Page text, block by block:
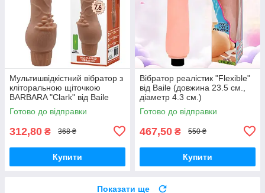
Мультишвідкістний вібратор з
кліторальною щіточкою
BARBARA "Clark" від Baile
(довжина 19.5 см.)
Готово до відправки
312,80 ₴ 368 ₴
Купити
Вібратор реалістик "Flexible"
від Baile (довжина 23.5 см.,
діаметр 4.3 см.)
Готово до відправки
467,50 ₴ 550 ₴
Купити
Показати ще